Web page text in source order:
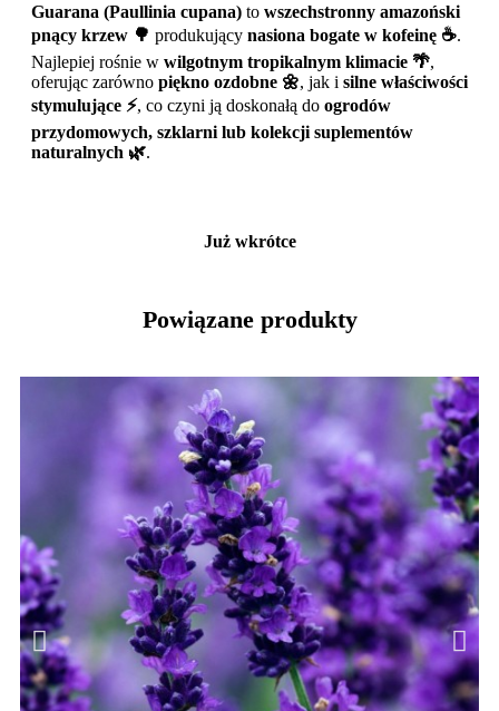
Guarana (Paullinia cupana) to wszechstronny amazoński
pnący krzew 🌳 produkujący nasiona bogate w kofeinę ☕.
Najlepiej rośnie w wilgotnym tropikalnym klimacie 🌴,
oferując zarówno piękno ozdobne 🌼, jak i silne właściwości
stymulujące ⚡, co czyni ją doskonałą do ogrodów
przydomowych, szklarni lub kolekcji suplementów
naturalnych 🌿.
Już wkrótce
Powiązane produkty